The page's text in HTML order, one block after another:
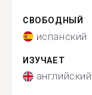
СВОБОДНЫЙ
испанский
ИЗУЧАЕТ
английский